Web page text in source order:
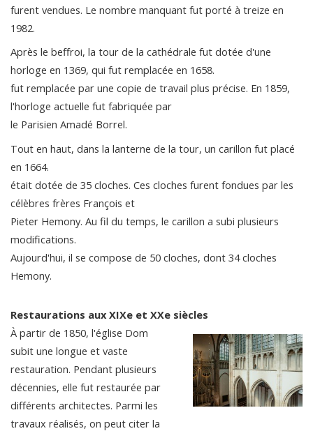
furent vendues. Le nombre manquant fut porté à treize en
1982.
Après le beffroi, la tour de la cathédrale fut dotée d'une
horloge en 1369, qui fut remplacée en 1658.
fut remplacée par une copie de travail plus précise. En 1859,
l'horloge actuelle fut fabriquée par
le Parisien Amadé Borrel.
Tout en haut, dans la lanterne de la tour, un carillon fut placé
en 1664.
était dotée de 35 cloches. Ces cloches furent fondues par les
célèbres frères François et
Pieter Hemony. Au fil du temps, le carillon a subi plusieurs
modifications.
Aujourd'hui, il se compose de 50 cloches, dont 34 cloches
Hemony.
Restaurations aux XIXe et XXe siècles
À partir de 1850, l'église Dom
subit une longue et vaste
restauration. Pendant plusieurs
décennies, elle fut restaurée par
différents architectes. Parmi les
travaux réalisés, on peut citer la